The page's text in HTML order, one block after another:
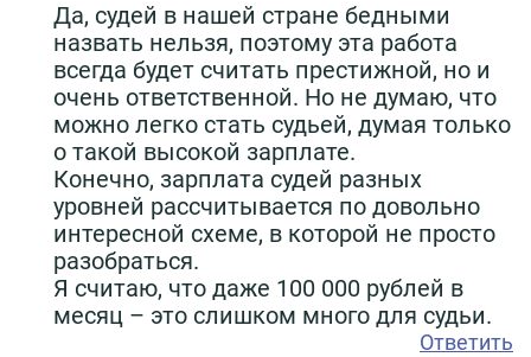
Да, судей в нашей стране бедными
назвать нельзя, поэтому эта работа
всегда будет считать престижной, но и
очень ответственной. Но не думаю, что
можно легко стать судьей, думая только
о такой высокой зарплате.
Конечно, зарплата судей разных
уровней рассчитывается по довольно
интересной схеме, в которой не просто
разобраться.
Я считаю, что даже 100 000 рублей в
месяц – это слишком много для судьи.
Ответить